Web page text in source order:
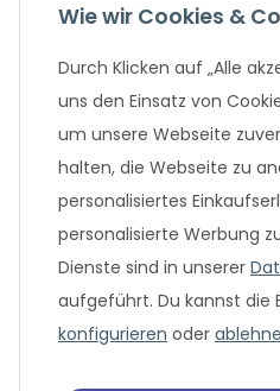
Gesetzliche
Unternehmen
Beliebte Angebote
* Alle Preisangaben in Euro,
Wie wir Cookies &
Durch Klicken auf „Alle
uns den Einsatz von
um unsere Webseite
halten, die Webseite zu
personalisiertes
personalisierte Werbung
Dienste sind in unserer
aufgeführt. Du kannst die
konfigurieren oder